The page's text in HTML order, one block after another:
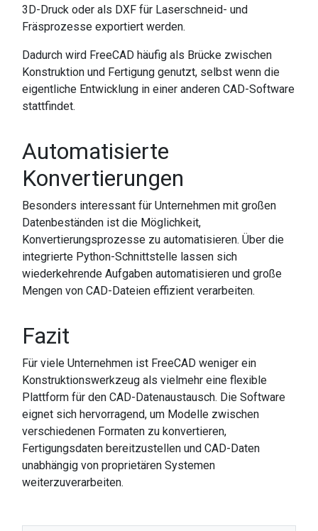
3D-Druck oder als DXF für Laserschneid- und
Fräsprozesse exportiert werden.
Dadurch wird FreeCAD häufig als Brücke zwischen
Konstruktion und Fertigung genutzt, selbst wenn die
eigentliche Entwicklung in einer anderen CAD-Software
stattfindet.
Automatisierte
Konvertierungen
Besonders interessant für Unternehmen mit großen
Datenbeständen ist die Möglichkeit,
Konvertierungsprozesse zu automatisieren. Über die
integrierte Python-Schnittstelle lassen sich
wiederkehrende Aufgaben automatisieren und große
Mengen von CAD-Dateien effizient verarbeiten.
Fazit
Für viele Unternehmen ist FreeCAD weniger ein
Konstruktionswerkzeug als vielmehr eine flexible
Plattform für den CAD-Datenaustausch. Die Software
eignet sich hervorragend, um Modelle zwischen
verschiedenen Formaten zu konvertieren,
Fertigungsdaten bereitzustellen und CAD-Daten
unabhängig von proprietären Systemen
weiterzuverarbeiten.